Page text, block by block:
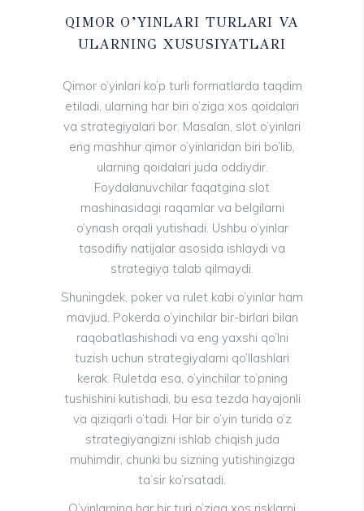
QIMOR O’YINLARI TURLARI VA
ULARNING XUSUSIYATLARI
Qimor o’yinlari ko’p turli formatlarda taqdim
etiladi, ularning har biri o’ziga xos qoidalari
va strategiyalari bor. Masalan, slot o’yinlari
eng mashhur qimor o’yinlaridan biri bo’lib,
ularning qoidalari juda oddiydir.
Foydalanuvchilar faqatgina slot
mashinasidagi raqamlar va belgilarni
o’ynash orqali yutishadi. Ushbu o’yinlar
tasodifiy natijalar asosida ishlaydi va
strategiya talab qilmaydi.
Shuningdek, poker va rulet kabi o’yinlar ham
mavjud. Pokerda o’yinchilar bir-birlari bilan
raqobatlashishadi va eng yaxshi qo’lni
tuzish uchun strategiyalarni qo’llashlari
kerak. Ruletda esa, o’yinchilar to’pning
tushishini kutishadi, bu esa tezda hayajonli
va qiziqarli o’tadi. Har bir o’yin turida o’z
strategiyangizni ishlab chiqish juda
muhimdir, chunki bu sizning yutishingizga
ta’sir ko’rsatadi.